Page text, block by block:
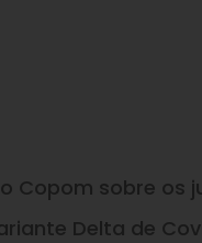
Copom sobre os
Delta de